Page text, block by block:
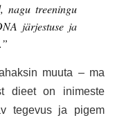
nagu treeningu
järjestuse ja
muuta – ma
dieet on inimeste
tegevus ja pigem